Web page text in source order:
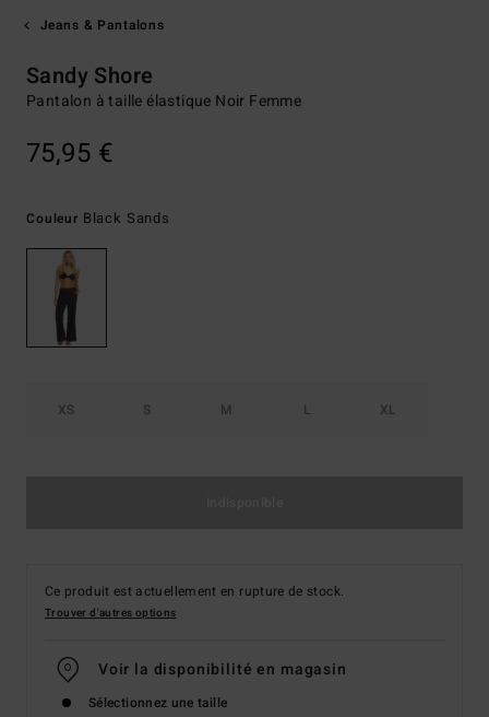
Jeans & Pantalons
Sandy Shore
Pantalon à taille élastique Noir Femme
75,95 €
Couleur Black Sands
XS S M L XL
Ce produit est actuellement en rupture de stock.
Trouver d'autres options
Voir la disponibilité en magasin
Sélectionnez une taille